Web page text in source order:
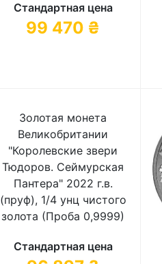
Стандартная цена
99 470 ₴
Золотая монета
Великобритании
"Королевские звери
Тюдоров. Сеймурская
Пантера" 2022 г.в.
(пруф), 1/4 унц чистого
золота (Проба 0,9999)
Стандартная цена